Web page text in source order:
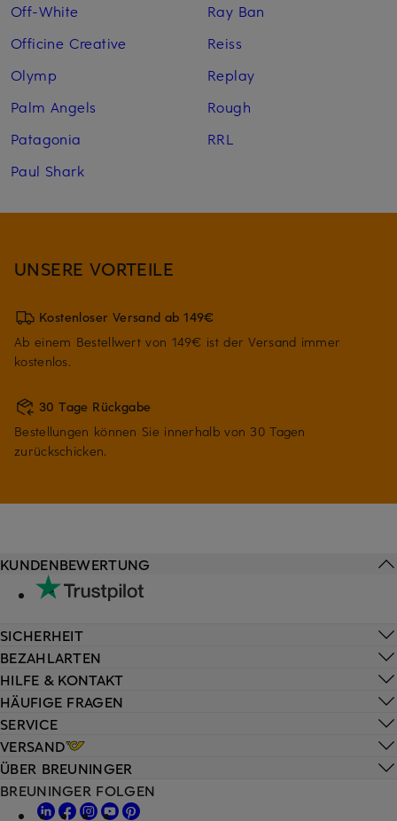
Off-White
Officine Creative
Olymp
Palm Angels
Patagonia
Paul Shark
Ray Ban
Reiss
Replay
Rough
RRL
UNSERE VORTEILE
Kostenloser Versand ab 149€
Ab einem Bestellwert von 149€ ist der Versand immer
kostenlos.
30 Tage Rückgabe
Bestellungen können Sie innerhalb von 30 Tagen
zurückschicken.
HILFE & KONTAKT
HÄUFIGE FRAGEN
SERVICE
VERSAND
KUNDENBEWERTUNG
SICHERHEIT
BEZAHLARTEN
ÜBER BREUNINGER
BREUNINGER FOLGEN